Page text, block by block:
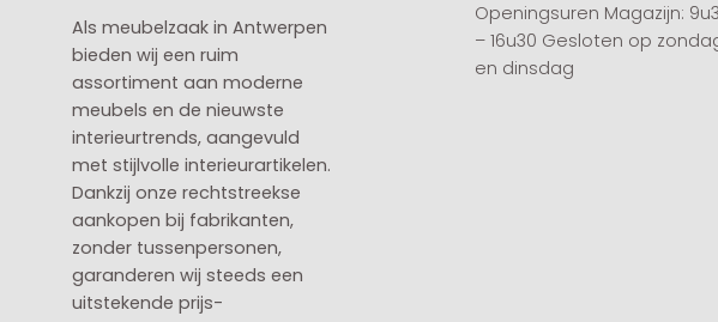
Als meubelzaak in Antwerpen
bieden wij een ruim
assortiment aan moderne
meubels en de nieuwste
interieurtrends, aangevuld
met stijlvolle interieurartikelen.
Dankzij onze rechtstreekse
aankopen bij fabrikanten,
zonder tussenpersonen,
garanderen wij steeds een
uitstekende prijs-
Openingsuren Magazijn:
– 16u30 Gesloten op
en dinsdag